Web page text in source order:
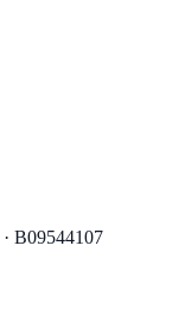
· B09544107